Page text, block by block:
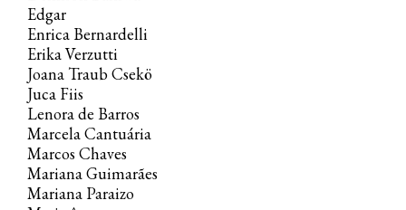
Edgar
Enrica Bernardelli
Erika Verzutti
Joana Traub Csekö
Juca Fiis
Lenora de Barros
Marcela Cantuária
Marcos Chaves
Mariana Guimarães
Mariana Paraizo
Agora, estamos diante dessa possibilidade
de futuro. Contamos com obras de 22
artistas e coletivos para integrar e celebrar
esse encontro de arte e liberdade. Para
honrar o caminho do Solar, desenhado a
tantas mãos trazemos a possibilidade de
rever o que já passou. ‘Ontem, Hoje,